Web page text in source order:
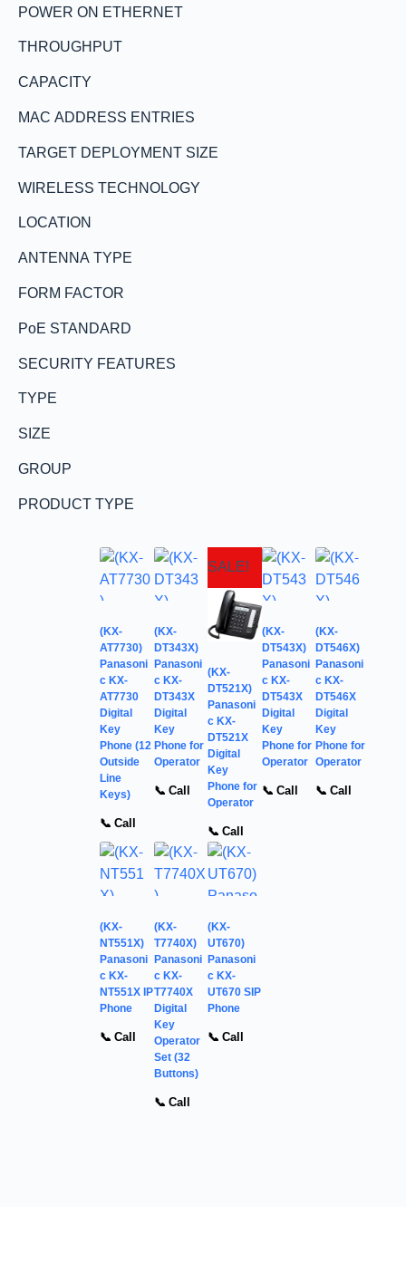
POWER ON ETHERNET
THROUGHPUT
CAPACITY
MAC ADDRESS ENTRIES
TARGET DEPLOYMENT SIZE
WIRELESS TECHNOLOGY
LOCATION
ANTENNA TYPE
FORM FACTOR
PoE STANDARD
SECURITY FEATURES
TYPE
SIZE
GROUP
PRODUCT TYPE
(KX-
AT7730)
Panasoni
c KX-
AT7730
Digital
Key
Phone (12
Outside
Line
Keys)
📞 Call
(KX-
DT343X)
Panasoni
c KX-
DT343X
Digital
Key
Phone for
Operator
📞 Call
SALE!
(KX-
DT521X)
Panasoni
c KX-
DT521X
Digital
Key
Phone for
Operator
📞 Call
(KX-
DT543X)
Panasoni
c KX-
DT543X
Digital
Key
Phone for
Operator
📞 Call
(KX-
DT546X)
Panasoni
c KX-
DT546X
Digital
Key
Phone for
Operator
📞 Call
(KX-
NT551X)
Panasoni
c KX-
NT551X IP
Phone
📞 Call
(KX-
T7740X)
Panasoni
c KX-
T7740X
Digital
Key
Operator
Set (32
Buttons)
📞 Call
(KX-
UT670)
Panasoni
c KX-
UT670 SIP
Phone
📞 Call